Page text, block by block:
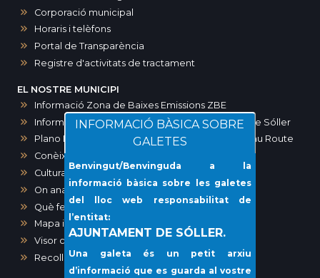
Corporació municipal
Horaris i telèfons
Portal de Transparència
Registre d'activitats de tractament
EL NOSTRE MUNICIPI
Informació Zona de Baixes Emissions ZBE
Informació zones d’aparcament a Sóller i port de Sóller
Plano Maps SOLLER. Ruta modernista-Art Noveau Route
Conèixer Sóller
Cultura
On anar?
Què fer?
Mapa interactiu dels comerços de Sóller
Visor cartogràfic (IDE)
Recollida porta a porta i voluminosos
INFORMACIÓ BÀSICA SOBRE
GALETES
Benvingut/Benvinguda a la
informació bàsica sobre les galetes
del lloc web responsabilitat de
l’entitat:
AJUNTAMENT DE SÓLLER.
Una galeta és un petit arxiu
d’informació que es guarda al vostre